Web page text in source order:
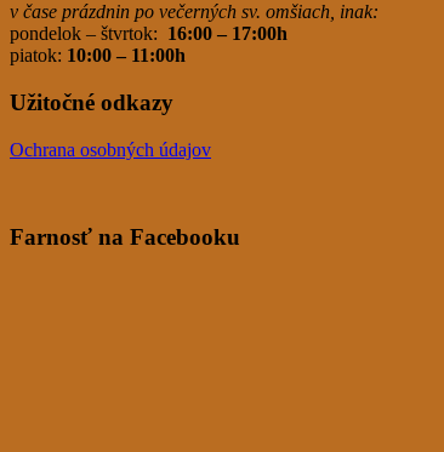
v čase prázdnin po večerných sv. omšiach, inak:
pondelok – štvrtok: 16:00 – 17:00h
piatok: 10:00 – 11:00h
Užitočné odkazy
Ochrana osobných údajov
Farnosť na Facebooku